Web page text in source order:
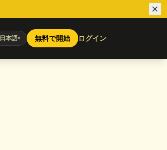
日本語▾ 無料で開始 ログイン